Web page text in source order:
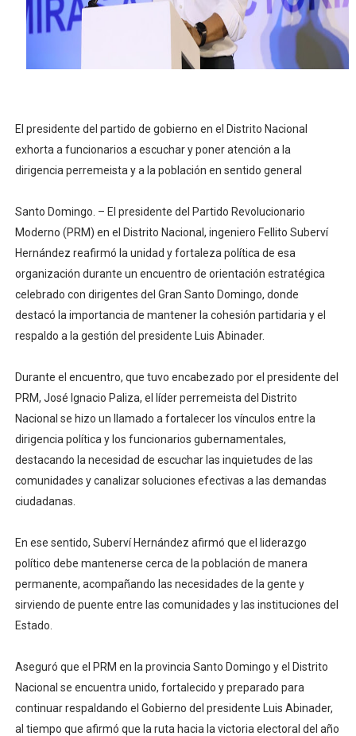
Lee Ballester a los que se forman como agentes
Operativo Interinstitucional “Compromiso Ambiental
Ministerio de Cultura anuncia ganadores de Premios
Más de 180 dirigentes sindicales de las Américas se
El presidente del partido de gobierno en el Distrito Nacional
exhorta a funcionarios a escuchar y poner atención a la
dirigencia perremeista y a la población en sentido general
Santo Domingo. – El presidente del Partido Revolucionario
Moderno (PRM) en el Distrito Nacional, ingeniero Fellito Suberví
Hernández reafirmó la unidad y fortaleza política de esa
organización durante un encuentro de orientación estratégica
celebrado con dirigentes del Gran Santo Domingo, donde
destacó la importancia de mantener la cohesión partidaria y el
respaldo a la gestión del presidente Luis Abinader.
Durante el encuentro, que tuvo encabezado por el presidente del
PRM, José Ignacio Paliza, el líder perremeista del Distrito
Nacional se hizo un llamado a fortalecer los vínculos entre la
dirigencia política y los funcionarios gubernamentales,
destacando la necesidad de escuchar las inquietudes de las
comunidades y canalizar soluciones efectivas a las demandas
ciudadanas.
En ese sentido, Suberví Hernández afirmó que el liderazgo
político debe mantenerse cerca de la población de manera
permanente, acompañando las necesidades de la gente y
sirviendo de puente entre las comunidades y las instituciones del
Estado.
Aseguró que el PRM en la provincia Santo Domingo y el Distrito
Nacional se encuentra unido, fortalecido y preparado para
continuar respaldando el Gobierno del presidente Luis Abinader,
al tiempo que afirmó que la ruta hacia la victoria electoral del año